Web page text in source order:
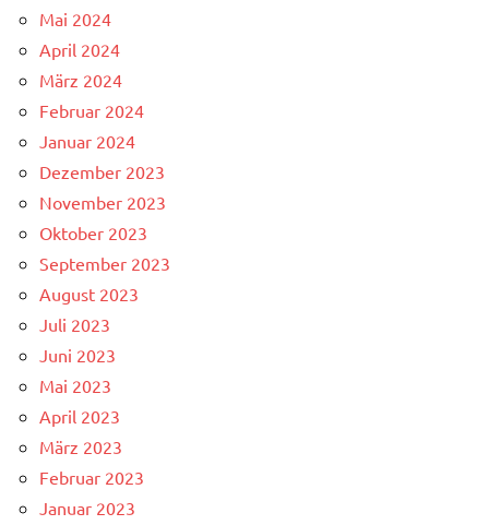
Mai 2024
April 2024
März 2024
Februar 2024
Januar 2024
Dezember 2023
November 2023
Oktober 2023
September 2023
August 2023
Juli 2023
Juni 2023
Mai 2023
April 2023
März 2023
Februar 2023
Januar 2023